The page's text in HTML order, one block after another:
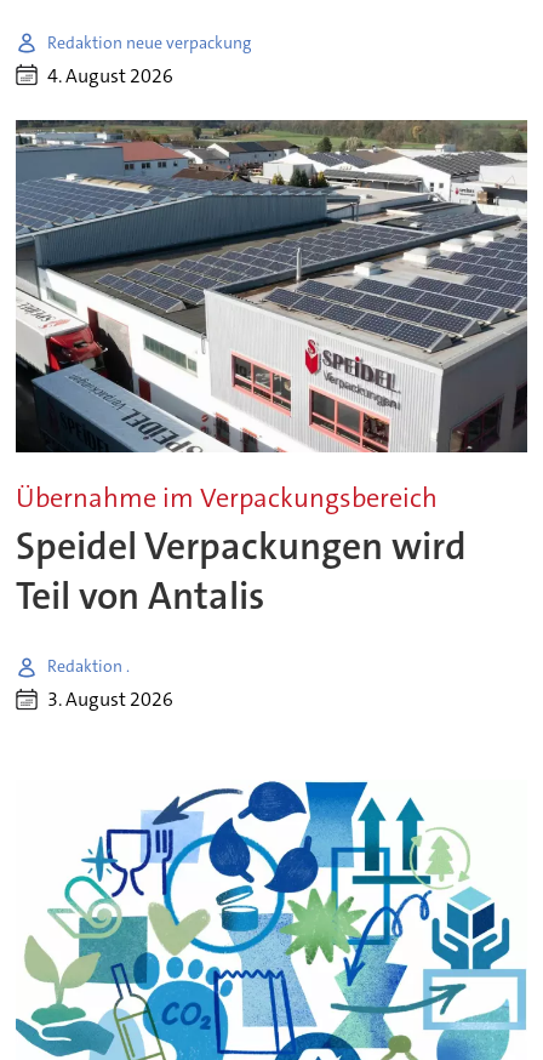
Redaktion neue verpackung
4. August 2026
Übernahme im Verpackungsbereich
Speidel Verpackungen wird
Teil von Antalis
Redaktion .
3. August 2026